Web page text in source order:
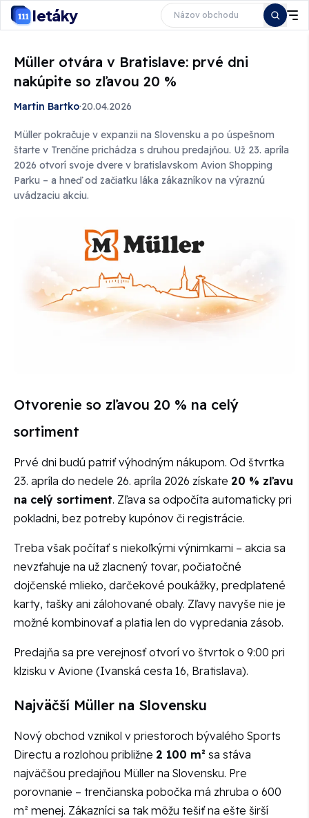
letáky
Müller otvára v Bratislave: prvé dni
nakúpite so zľavou 20 %
Martin Bartko·20.04.2026
Müller pokračuje v expanzii na Slovensku a po úspešnom
štarte v Trenčíne prichádza s druhou predajňou. Už 23. apríla
2026 otvorí svoje dvere v bratislavskom Avion Shopping
Parku – a hneď od začiatku láka zákazníkov na výraznú
uvádzaciu akciu.
Otvorenie so zľavou 20 % na celý
sortiment
Prvé dni budú patriť výhodným nákupom. Od štvrtka
23. apríla do nedele 26. apríla 2026 získate 20 % zľavu
na celý sortiment. Zľava sa odpočíta automaticky pri
pokladni, bez potreby kupónov či registrácie.
Treba však počítať s niekoľkými výnimkami – akcia sa
nevzťahuje na už zlacnený tovar, počiatočné
dojčenské mlieko, darčekové poukážky, predplatené
karty, tašky ani zálohované obaly. Zľavy navyše nie je
možné kombinovať a platia len do vypredania zásob.
Predajňa sa pre verejnosť otvorí vo štvrtok o 9:00 pri
klzisku v Avione (Ivanská cesta 16, Bratislava).
Najväčší Müller na Slovensku
Nový obchod vznikol v priestoroch bývalého Sports
Directu a rozlohou približne 2 100 m² sa stáva
najväčšou predajňou Müller na Slovensku. Pre
porovnanie – trenčianska pobočka má zhruba o 600
m² menej. Zákazníci sa tak môžu tešiť na ešte širší